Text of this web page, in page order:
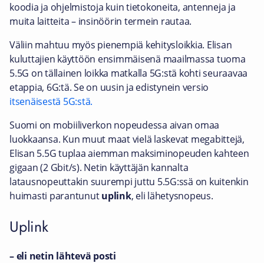
koodia ja ohjelmistoja kuin tietokoneita, antenneja ja
muita laitteita – insinöörin termein rautaa.
Väliin mahtuu myös pienempiä kehitysloikkia. Elisan
kuluttajien käyttöön ensimmäisenä maailmassa tuoma
5.5G on tällainen loikka matkalla 5G:stä kohti seuraavaa
etappia, 6G:tä. Se on uusin ja edistynein versio
itsenäisestä 5G:stä.
Suomi on mobiiliverkon nopeudessa aivan omaa
luokkaansa. Kun muut maat vielä laskevat megabittejä,
Elisan 5.5G tuplaa aiemman maksiminopeuden kahteen
gigaan (2 Gbit/s). Netin käyttäjän kannalta
latausnopeuttakin suurempi juttu 5.5G:ssä on kuitenkin
huimasti parantunutuplink, eli lähetysnopeus.
Uplink
– eli netin lähtevä posti